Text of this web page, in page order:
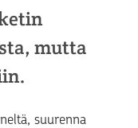
mutta
suurenna